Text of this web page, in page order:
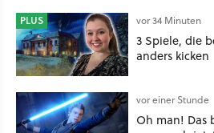
PLUS vor 34 Minuten
3 Spiele, die
anders kicken
vor einer Stunde
Oh man! Das